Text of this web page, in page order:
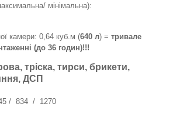
мінімальна):
камери: 0,64 куб.м (640 л) = тривале
(до 36 годин)!!!
тріска, тирси, брикети,
ДСП
/ 834 / 1270